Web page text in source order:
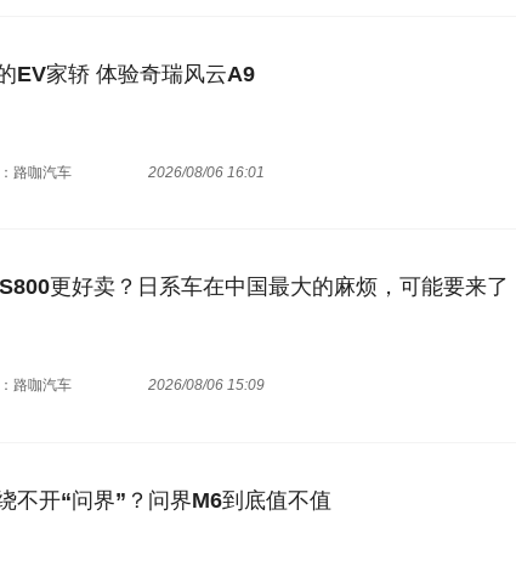
EV家轿 体验奇瑞风云A9
路咖汽车 2026/08/06 16:01
更好卖？日系车在中国最大的麻烦，可能要来了
路咖汽车 2026/08/06 15:09
不开“问界”？问界M6到底值不值